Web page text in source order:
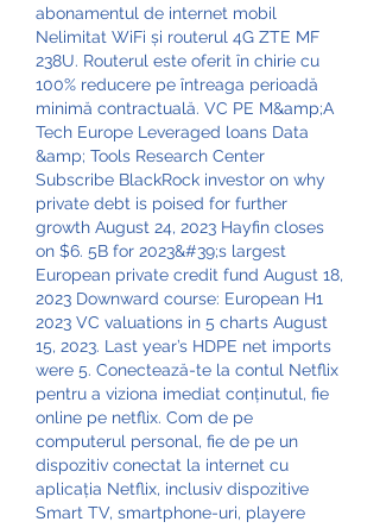
abonamentul de internet mobil
Nelimitat WiFi și routerul 4G ZTE MF
238U. Routerul este oferit în chirie cu
100% reducere pe întreaga perioadă
minimă contractuală. VC PE M&amp;A
Tech Europe Leveraged loans Data
&amp; Tools Research Center
Subscribe BlackRock investor on why
private debt is poised for further
growth August 24, 2023 Hayfin closes
on $6. 5B for 2023&#39;s largest
European private credit fund August 18,
2023 Downward course: European H1
2023 VC valuations in 5 charts August
15, 2023. Last year’s HDPE net imports
were 5. Conectează-te la contul Netflix
pentru a viziona imediat conținutul, fie
online pe netflix. Com de pe
computerul personal, fie de pe un
dispozitiv conectat la internet cu
aplicația Netflix, inclusiv dispozitive
Smart TV, smartphone-uri, playere